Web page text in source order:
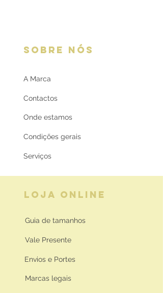
SOBRE NÓS
A Marca
Contactos
Onde estamos
Condições gerais
Serviços
LOJA ONLINE
Guia de tamanhos
Vale Presente
Envios e Portes
Marcas legais